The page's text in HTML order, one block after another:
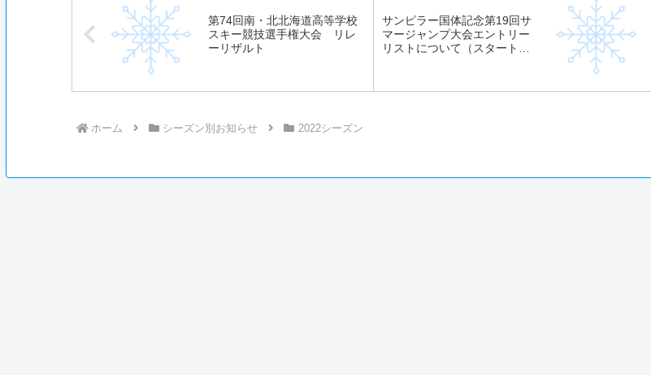
第74回南・北北海道高等学校
スキー競技選手権大会 リレ
ーリザルト
サンピラー国体記念第19回サ
マージャンプ大会エントリー
リストについて（スタートリ
ホーム シーズン別お知らせ 2022シーズン